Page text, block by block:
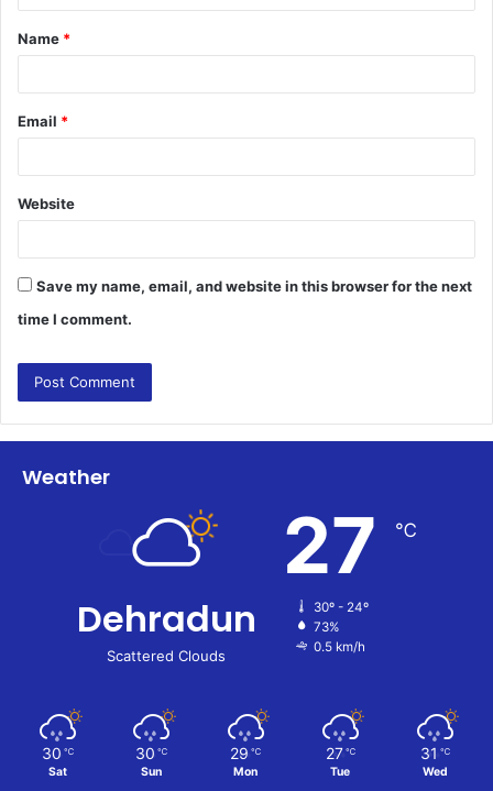
t
*
Name *
Email *
Website
Save my name, email, and website in this browser for the next
time I comment.
Weather
Dehradun
Scattered Clouds
27 ℃
30º - 24º
73%
0.5 km/h
30 ℃
Sat
30 ℃
Sun
29 ℃
Mon
27 ℃
Tue
31 ℃
Wed